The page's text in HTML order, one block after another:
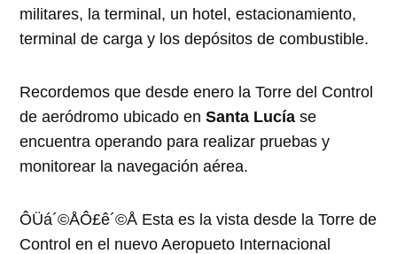
militares, la terminal, un hotel, estacionamiento,
terminal de carga y los depósitos de combustible.
Recordemos que desde enero la Torre del Control
de aeródromo ubicado enSanta Lucía se
encuentra operando para realizar pruebas y
monitorear la navegación aérea.
ÔÜá´©ÅÔ£ê´©Å Esta es la vista desde la Torre de
Control en el nuevo Aeropueto Internacional